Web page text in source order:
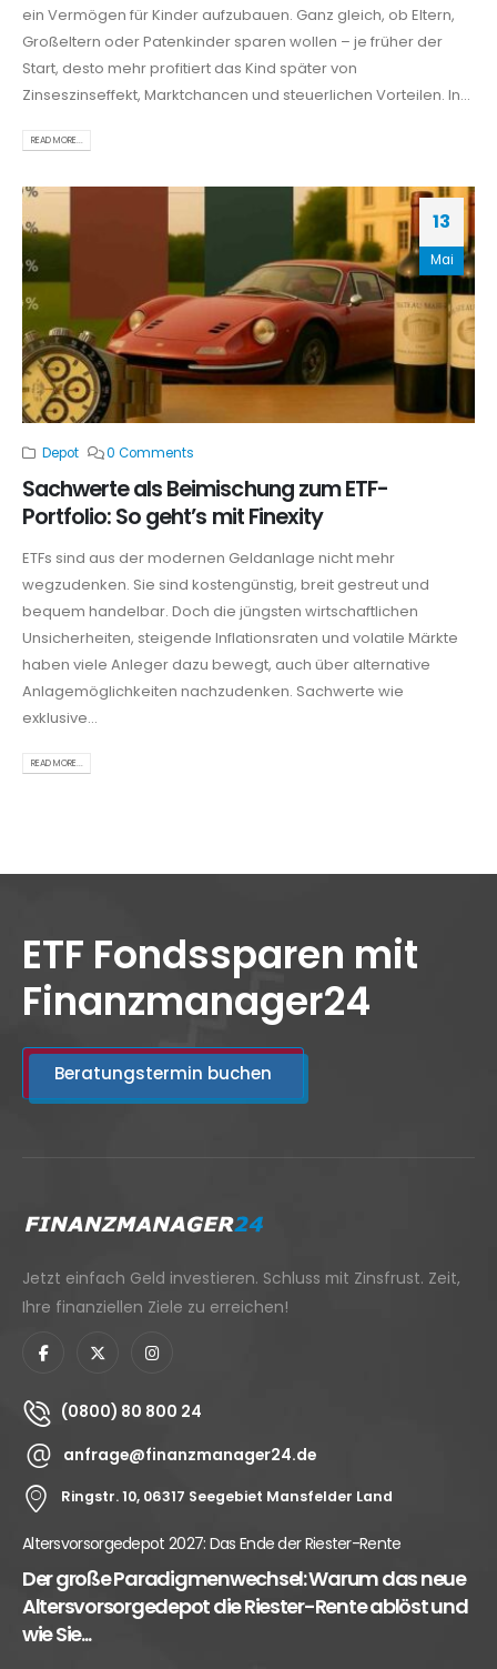
ein Vermögen für Kinder aufzubauen. Ganz gleich, ob Eltern,
Großeltern oder Patenkinder sparen wollen – je früher der
Start, desto mehr profitiert das Kind später von
Zinseszinseffekt, Marktchancen und steuerlichen Vorteilen. In...
READ MORE...
13
Mai
Depot 0 Comments
Sachwerte als Beimischung zum ETF-
Portfolio: So geht’s mit Finexity
ETFs sind aus der modernen Geldanlage nicht mehr
wegzudenken. Sie sind kostengünstig, breit gestreut und
bequem handelbar. Doch die jüngsten wirtschaftlichen
Unsicherheiten, steigende Inflationsraten und volatile Märkte
haben viele Anleger dazu bewegt, auch über alternative
Anlagemöglichkeiten nachzudenken. Sachwerte wie
exklusive...
READ MORE...
ETF Fondssparen mit
Finanzmanager24
Beratungstermin buchen
Jetzt einfach Geld investieren. Schluss mit Zinsfrust. Zeit,
Ihre finanziellen Ziele zu erreichen!
(0800) 80 800 24
anfrage@finanzmanager24.de
Ringstr. 10, 06317 Seegebiet Mansfelder Land
Altersvorsorgedepot 2027: Das Ende der Riester-Rente
Der große Paradigmenwechsel: Warum das neue
Altersvorsorgedepot die Riester-Rente ablöst und
wie Sie...